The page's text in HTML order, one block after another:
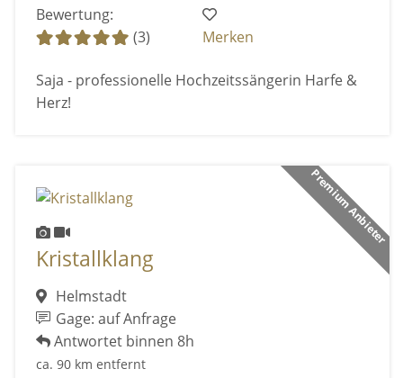
Bewertung:
(3)
Merken
Saja - professionelle Hochzeitssängerin Harfe &
Herz!
Premium Anbieter
Kristallklang
Helmstadt
Gage: auf Anfrage
Antwortet binnen 8h
ca. 90 km entfernt